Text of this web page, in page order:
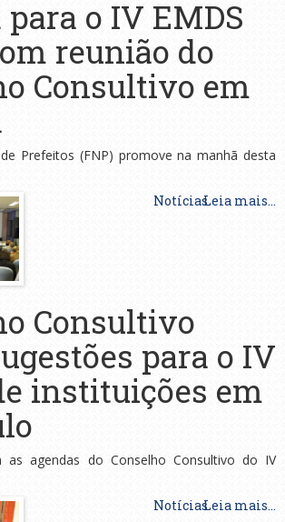
o IV EMDS
reunião do
Consultivo em
Prefeitos (FNP) promove na manhã desta
NotíciasLeia mais...
Consultivo
para o IV
instituições em
as agendas do Conselho Consultivo do IV
NotíciasLeia mais...